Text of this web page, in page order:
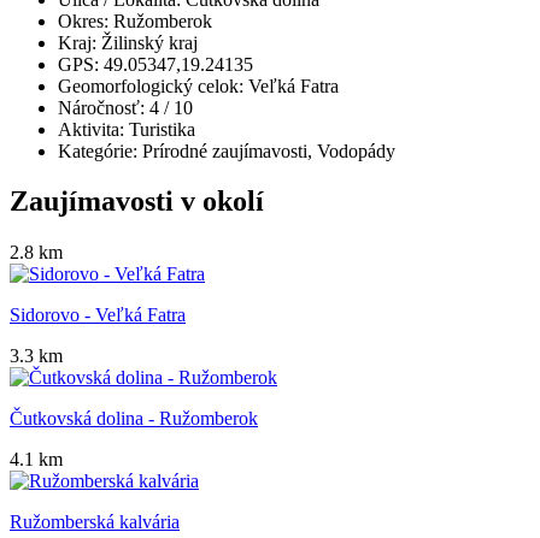
Okres: Ružomberok
Kraj: Žilinský kraj
GPS: 49.05347,19.24135
Geomorfologický celok: Veľká Fatra
Náročnosť: 4 / 10
Aktivita: Turistika
Kategórie: Prírodné zaujímavosti, Vodopády
Zaujímavosti v okolí
2.8 km
Sidorovo - Veľká Fatra
3.3 km
Čutkovská dolina - Ružomberok
4.1 km
Ružomberská kalvária